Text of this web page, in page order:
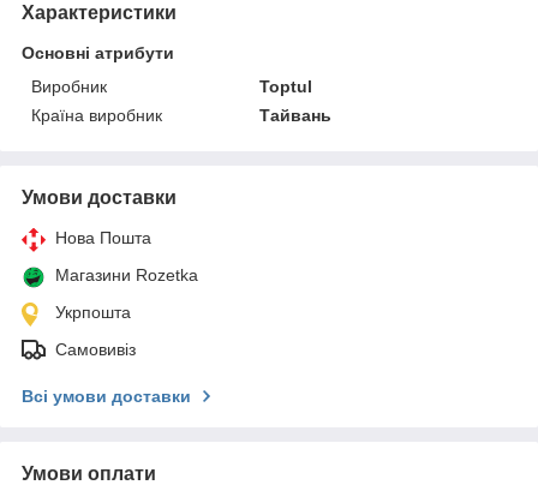
Характеристики
Основні атрибути
Виробник
Toptul
Країна виробник
Тайвань
Умови доставки
Нова Пошта
Магазини Rozetka
Укрпошта
Самовивіз
Всі умови доставки
Умови оплати